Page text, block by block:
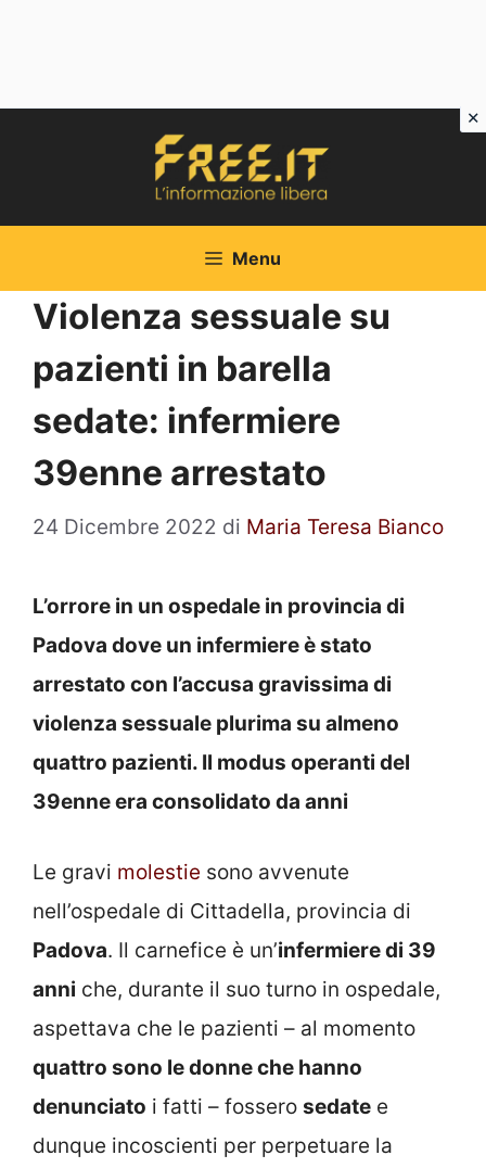
Menu
Violenza sessuale su
pazienti in barella
sedate: infermiere
39enne arrestato
24 Dicembre 2022 di Maria Teresa Bianco
L’orrore in un ospedale in provincia di
Padova dove un infermiere è stato
arrestato con l’accusa gravissima di
violenza sessuale plurima su almeno
quattro pazienti. Il modus operanti del
39enne era consolidato da anni
Le gravi molestie sono avvenute
nell’ospedale di Cittadella, provincia di
Padova. Il carnefice è un’infermiere di 39
anni che, durante il suo turno in ospedale,
aspettava che le pazienti – al momento
quattro sono le donne che hanno
denunciato i fatti – fossero sedate e
dunque incoscienti per perpetuare la